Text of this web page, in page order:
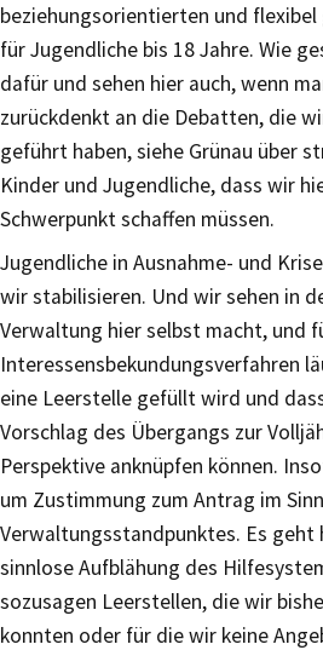
beziehungsorientierten und
für Jugendliche bis 18 Jahre. Wie
dafür und sehen hier auch, wenn
zurückdenkt an die Debatten, die
geführt haben, siehe Grünau über
Kinder und Jugendliche, dass wir
Schwerpunkt schaffen müssen.
Jugendliche in Ausnahme- und
wir stabilisieren. Und wir sehen in
Verwaltung hier selbst macht, und
Interessensbekundungsverfahren
eine Leerstelle gefüllt wird und
Vorschlag des Übergangs zur
Perspektive anknüpfen können.
um Zustimmung zum Antrag im
Verwaltungsstandpunktes. Es geht
sinnlose Aufblähung des
sozusagen Leerstellen, die wir
konnten oder für die wir keine